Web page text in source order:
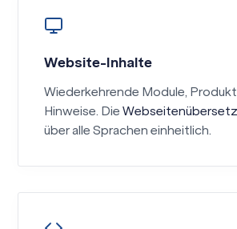
Website-Inhalte
Wiederkehrende Module,
Hinweise. Die
über alle Sprachen einheitlich.